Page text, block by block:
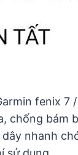
fenix 7 /
chống bám
nhanh